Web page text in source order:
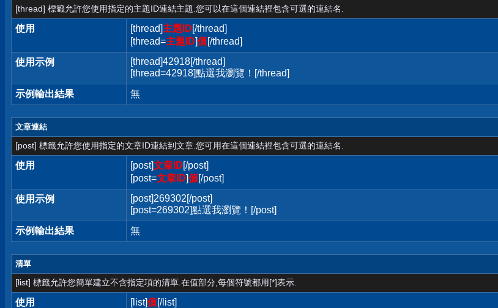
[thread] 標籤允許您使用指定的主題ID連結主題.您可以在這個連結裡包含可選的連結名.
使用 [thread]主題ID[/thread]
[thread=主題ID]值[/thread]
使用示例
[thread]42918[/thread]
[thread=42918]點選我瀏覽！[/thread]
示例輸出結果
無
文章連結
[post] 標籤允許您使用指定的文章ID連結到文章.您可用在這個連結裡包含可選的連結名.
使用 [post]文章ID[/post]
[post=文章ID]值[/post]
使用示例
[post]269302[/post]
[post=269302]點選我瀏覽！[/post]
示例輸出結果
無
清單
[list] 標籤允許您簡單建立不含指定項的清單.在值部分,每個符號都用[*]表示.
使用 [list]值[/list]